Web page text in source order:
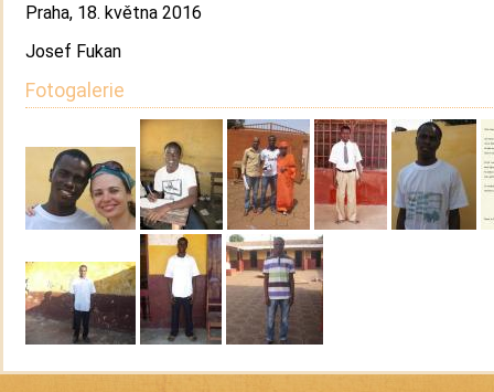
Praha, 18. května 2016
Josef Fukan
Fotogalerie